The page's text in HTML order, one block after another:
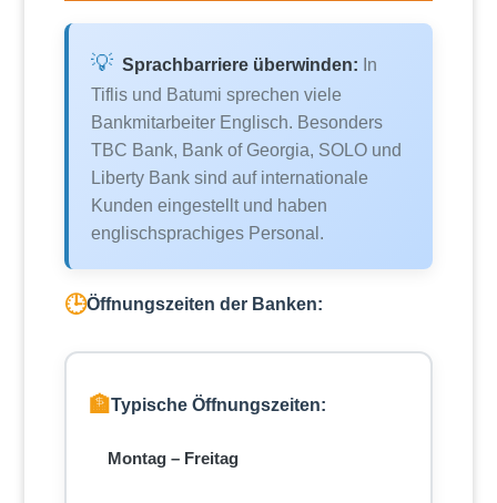
💡 Sprachbarriere überwinden: In
Tiflis und Batumi sprechen viele
Bankmitarbeiter Englisch. Besonders
TBC Bank, Bank of Georgia, SOLO und
Liberty Bank sind auf internationale
Kunden eingestellt und haben
englischsprachiges Personal.
🕒Öffnungszeiten der Banken:
🏦Typische Öffnungszeiten:
Montag – Freitag